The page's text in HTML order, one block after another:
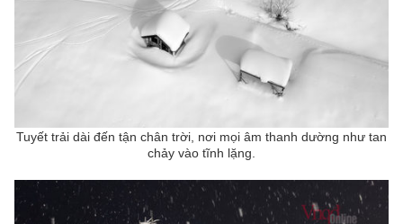
Tuyết trải dài đến tận chân trời, nơi mọi âm thanh dường như tan
chảy vào tĩnh lặng.